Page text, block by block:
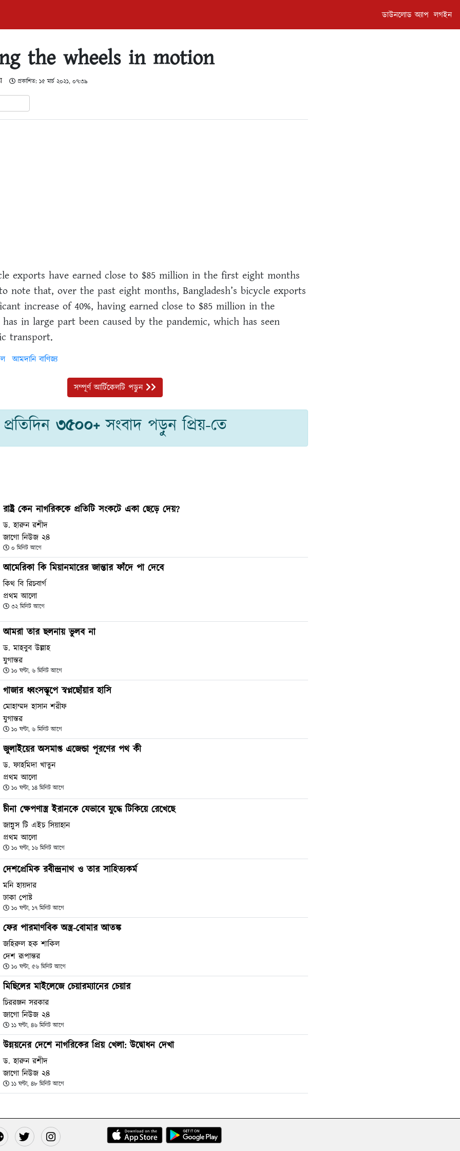
ডাউনলোড অ্যাপ লগইন
the wheels in motion
প্রকাশিত: ১৫ মার্চ ২০২১, ০৭:৩৯
exports have earned close to $85 million in the first eight months
note that, over the past eight months, Bangladesh’s bicycle exports
increase of 40%, having earned close to $85 million in the
in large part been caused by the pandemic, which has seen
transport.
আমদানি বাণিজ্য
সম্পূর্ণ আর্টিকেলটি পড়ুন
প্রতিদিন ৩৫০০+সংবাদ পড়ুন প্রিয়-তে
রাষ্ট্র কেন নাগরিককে প্রতিটি সংকটে একা ছেড়ে দেয়?
ড. হারুন রশীদ
জাগো নিউজ ২৪
০ মিনিট আগে
আমেরিকা কি মিয়ানমারের জান্তার ফাঁদে পা দেবে
কিথ বি রিচবার্গ
প্রথম আলো
৩২ মিনিট আগে
আমরা তার ছলনায় ভুলব না
ড. মাহবুব উল্লাহ
যুগান্তর
১০ ঘণ্টা, ৬ মিনিট আগে
গাজার ধ্বংসস্তূপে স্বপ্নছোঁয়ার হাসি
মোহাম্মদ হাসান শরীফ
যুগান্তর
১০ ঘণ্টা, ৬ মিনিট আগে
জুলাইয়ের অসমাপ্ত এজেন্ডা পূরণের পথ কী
ড. ফাহমিদা খাতুন
প্রথম আলো
১০ ঘণ্টা, ১৪ মিনিট আগে
চীনা ক্ষেপণাস্ত্র ইরানকে যেভাবে যুদ্ধে টিকিয়ে রেখেছে
জান্নুস টি এইচ সিয়াহান
প্রথম আলো
১০ ঘণ্টা, ১৬ মিনিট আগে
দেশপ্রেমিক রবীন্দ্রনাথ ও তার সাহিত্যকর্ম
মনি হায়দার
ঢাকা পোষ্ট
১০ ঘণ্টা, ১৭ মিনিট আগে
ফের পারমাণবিক অস্ত্র-বোমার আতঙ্ক
জহিরুল হক শাকিল
দেশ রূপান্তর
১০ ঘণ্টা, ৫৬ মিনিট আগে
মিছিলের মাইলেজে চেয়ারম্যানের চেয়ার
চিররঞ্জন সরকার
জাগো নিউজ ২৪
১১ ঘণ্টা, ৪৬ মিনিট আগে
উন্নয়নের দেশে নাগরিকের প্রিয় খেলা: উদ্বোধন দেখা
ড. হারুন রশীদ
জাগো নিউজ ২৪
১১ ঘণ্টা, ৪৮ মিনিট আগে